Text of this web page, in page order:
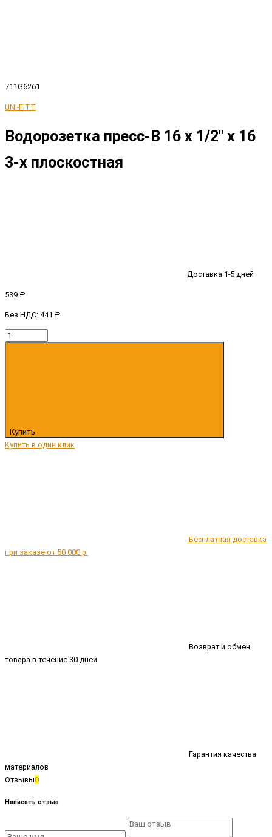
711G6261
UNI-FITT
Водорозетка пресс-В 16 х 1/2" x 16
3-х плоскостная
Доставка 1-5 дней
539 ₽
Без НДС: 441 ₽
Купить
Купить в один клик
Бесплатная доставка
при заказе от 50 000 р.
Возврат и обмен
товара в течение 30 дней
Гарантия качества
материалов
Отзывы0
Написать отзыв